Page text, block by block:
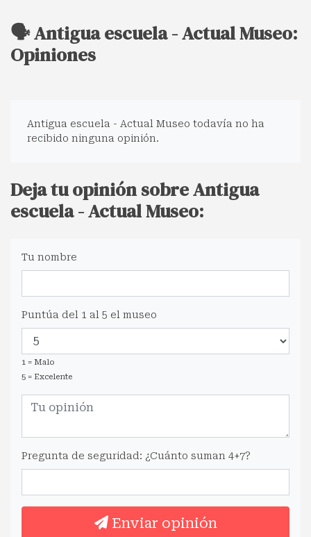
🗣️ Antigua escuela - Actual Museo:
Opiniones
Antigua escuela - Actual Museo todavía no ha
recibido ninguna opinión.
Deja tu opinión sobre Antigua
escuela - Actual Museo:
Tu nombre
Puntúa del 1 al 5 el museo
1 = Malo
5 = Excelente
Pregunta de seguridad: ¿Cuánto suman 4+7?
Enviar opinión